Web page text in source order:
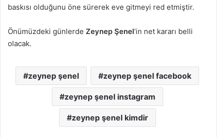
baskısı olduğunu öne sürerek eve gitmeyi red etmiştir.
Önümüzdeki günlerde Zeynep Şenel‘in net kararı belli
olacak.
zeynep şenel zeynep şenel facebook
zeynep şenel instagram
zeynep şenel kimdir